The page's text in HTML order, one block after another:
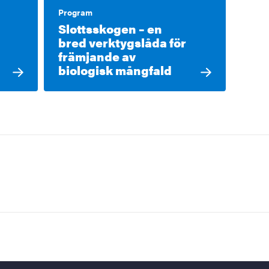
Program
Slottsskogen – en
bred verktygslåda för
främjande av
biologisk mångfald